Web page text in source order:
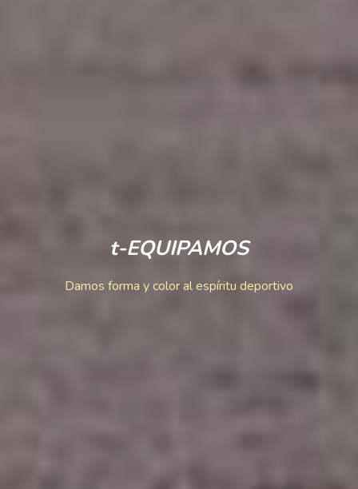
t-EQUIPAMOS
Damos forma y color al espíritu deportivo